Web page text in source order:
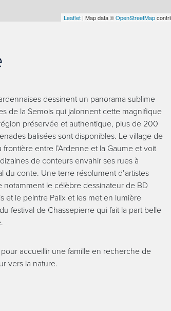
Leaflet | Map data ©OpenStreetMap
dessinent un panorama sublime
de la Semois qui jalonnent cette magnifique
préservée et authentique, plus de 200
balisées sont disponibles. Le village de
frontière entre l’Ardenne et la Gaume et voit
de conteurs envahir ses rues à
du conte. Une terre résolument d’artistes
notamment le célèbre dessinateur de BD
et le peintre Palix et les met en lumière
festival de Chassepierre qui fait la part belle
accueillir une famille en recherche de
vers la nature.